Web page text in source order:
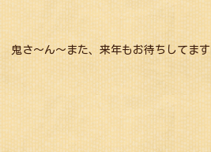
鬼さ～ん～また、来年もお待ちしてます